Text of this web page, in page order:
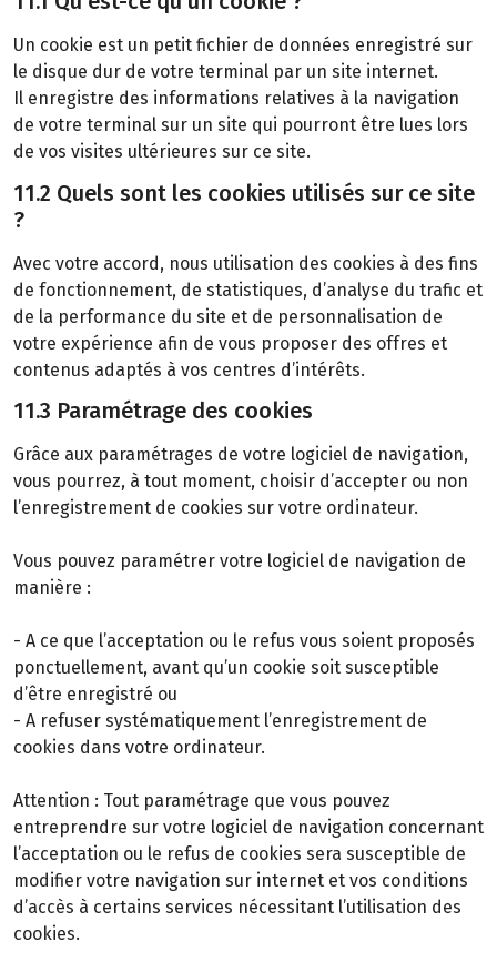
Un cookie est un petit fichier de données enregistré sur
le disque dur de votre terminal par un site internet.
Il enregistre des informations relatives à la navigation
de votre terminal sur un site qui pourront être lues lors
de vos visites ultérieures sur ce site.
11.2 Quels sont les cookies utilisés sur ce site
?
Avec votre accord, nous utilisation des cookies à des fins
de fonctionnement, de statistiques, d’analyse du trafic et
de la performance du site et de personnalisation de
votre expérience afin de vous proposer des offres et
contenus adaptés à vos centres d’intérêts.
11.3 Paramétrage des cookies
Grâce aux paramétrages de votre logiciel de navigation,
vous pourrez, à tout moment, choisir d’accepter ou non
l’enregistrement de cookies sur votre ordinateur.
Vous pouvez paramétrer votre logiciel de navigation de
manière :
- A ce que l’acceptation ou le refus vous soient proposés
ponctuellement, avant qu’un cookie soit susceptible
d’être enregistré ou
- A refuser systématiquement l’enregistrement de
cookies dans votre ordinateur.
Attention : Tout paramétrage que vous pouvez
entreprendre sur votre logiciel de navigation concernant
l’acceptation ou le refus de cookies sera susceptible de
modifier votre navigation sur internet et vos conditions
d’accès à certains services nécessitant l’utilisation des
cookies.